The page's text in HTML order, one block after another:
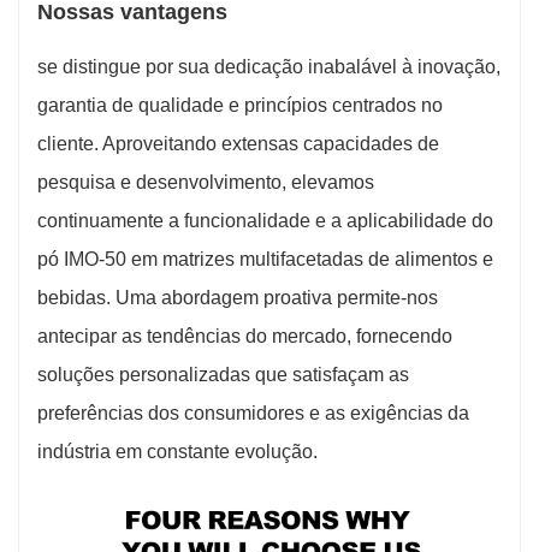
Nossas vantagens
se distingue por sua dedicação inabalável à inovação,
garantia de qualidade e princípios centrados no
cliente. Aproveitando extensas capacidades de
pesquisa e desenvolvimento, elevamos
continuamente a funcionalidade e a aplicabilidade do
pó IMO-50 em matrizes multifacetadas de alimentos e
bebidas. Uma abordagem proativa permite-nos
antecipar as tendências do mercado, fornecendo
soluções personalizadas que satisfaçam as
preferências dos consumidores e as exigências da
indústria em constante evolução.